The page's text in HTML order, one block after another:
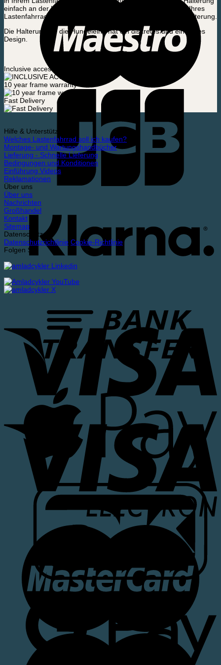
einfach an der Unterseite der Box oder an einer der Seiten Ihres
Lastenfahrrads und befestigen Sie die Hundeleine an der Halterung.
Die Halterung für die Hundeleine hat ein diskretes und einfaches
Design.
Inclusive accessories
10 year frame warranty
Fast Delivery
Hilfe & Unterstützung
Welches Lastenfahrrad soll ich kaufen?
Montage- und Wartungshandbücher
Lieferung - Schnelle Lieferung
Bedingungen und Konditionen
Einführung Videos
Reklamationen
Über uns
Über uns
Nachrichten
Großhandel
Kontakt
Sitemap
Datenschutz
Datenschutzrichtlinie Cookie-Richtlinie
Folgen Sie